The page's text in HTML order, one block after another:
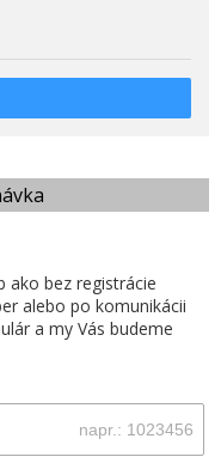
ako bez registrácie
alebo po komunikácii
a my Vás budeme